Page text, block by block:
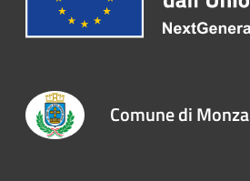
Comune di Monza